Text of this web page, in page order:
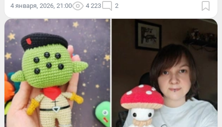
4 января, 2026, 21:00 4 223 2